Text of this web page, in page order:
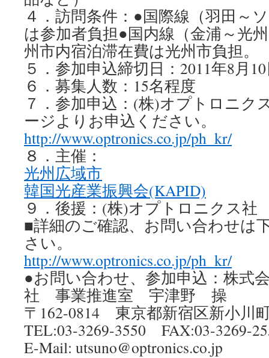
４．訪問条件：●国際線（羽田～
は参加者負担●国内線（金浦～光
州市内宿泊滞在費は光州市負担。
５．参加申込締切日：2011年8月
６．募集人数：15名程度
７．参加申込：(株)オプトロニク
ージよりお申込ください。
http://www.optronics.co.jp/ph_kr/
８．主催：
光州広域市
韓国光産業振興会(KAPID)
９．後援：(株)オプトロニクス社
■詳細のご確認、お問い合わせは
さい。
http://www.optronics.co.jp/ph_kr/
●お問い合わせ、参加申込：株式
社 事業推進室 宇津野 操
〒162-0814 東京都新宿区新小川
TEL:03-3269-3550 FAX:03-3269-
E-Mail: utsuno@optronics.co.jp